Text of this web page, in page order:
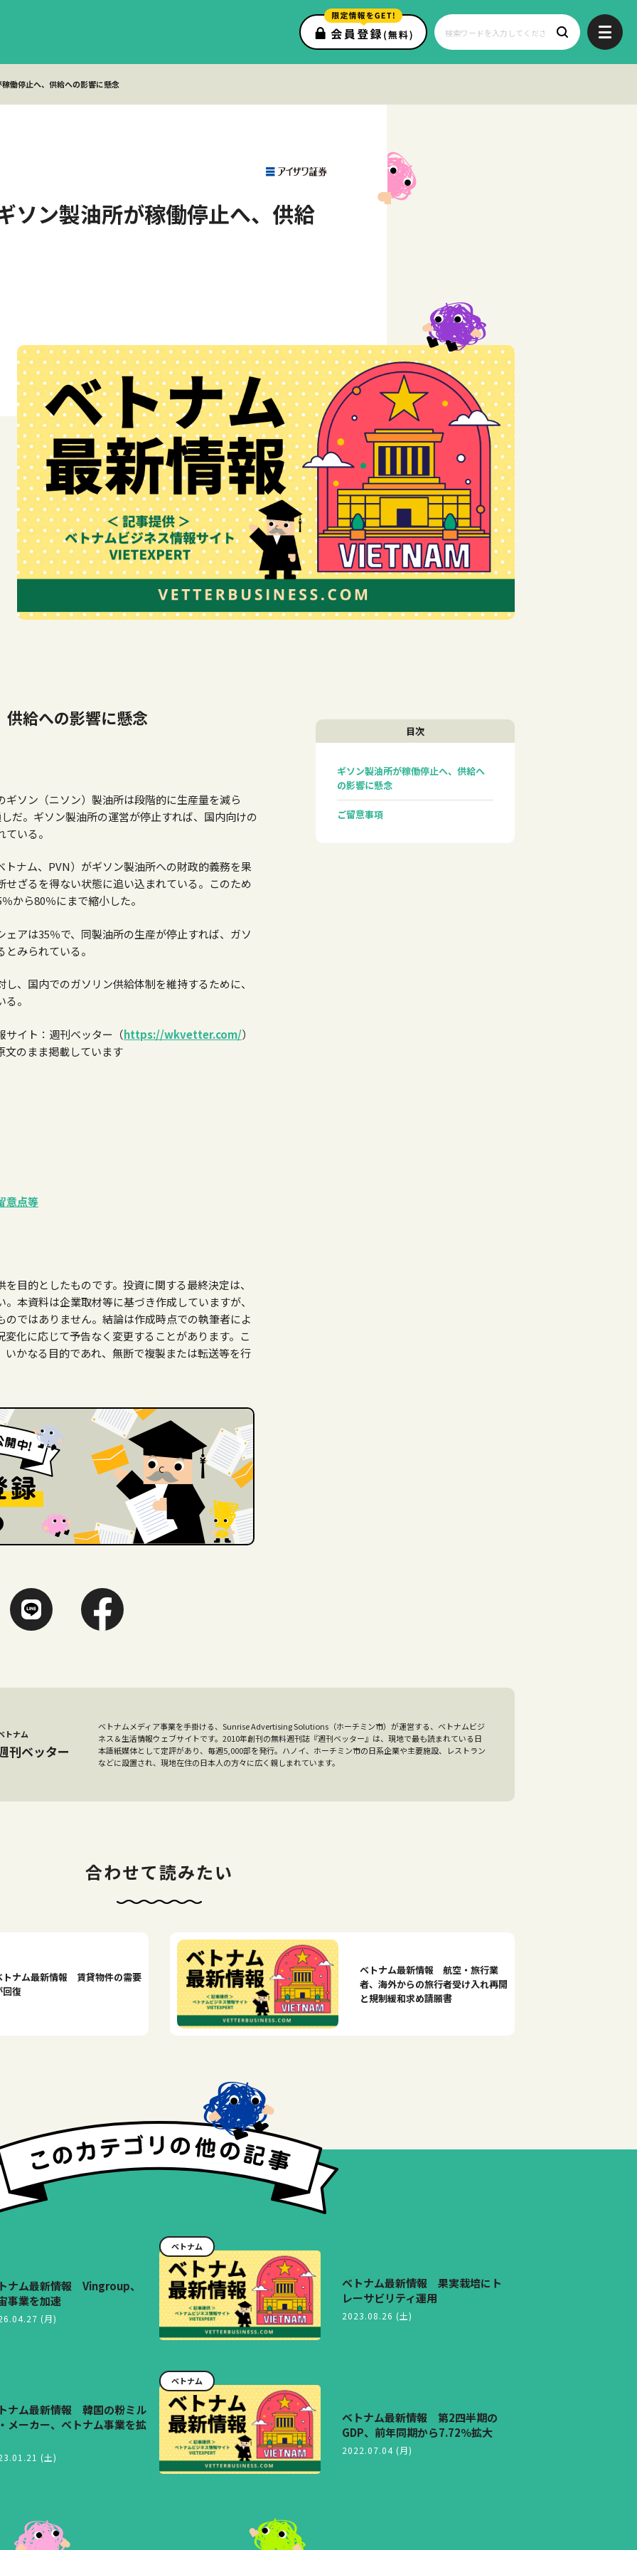
働停止へ、供給への影響に懸念
ン製油所が稼働停止へ、供給
目次
ギソン製油所が稼働停止へ、供給へ
の影響に懸念
ご留意事項
給への影響に懸念
ソン（ニソン）製油所は段階的に生産量を減ら
だ。ギソン製油所の運営が停止すれば、国内向けの
いる。
ナム、 PVN）がギソン製油所への財政的義務を果
ざるを得ない状態に追い込まれている。このため
％から80％にまで縮小した。
ェアは35％で、同製油所の生産が停止すれば、ガソ
みられている。
、国内でのガソリン供給体制を維持するために、
。
イト：週刊ベッター（https://wkvetter.com/）
のまま掲載しています
意点等
目的としたものです。投資に関する最終決定は、
本資料は企業取材等に基づき作成していますが、
ではありません。結論は作成時点での執筆者によ
化に応じて予告なく変更することがあります。こ
かなる目的であれ、無断で複製または転送等を行
トナム
刊ベッター
ベトナムメディア事業を手掛ける、Sunrise Advertising Solutions（ホーチミン市）が運営する、ベトナムビジ
ネス＆生活情報ウェブサイトです。2010年創刊の無料週刊誌『週刊ベッター』は、現地で最も読まれている日
本語紙媒体として定評があり、毎週5,000部を発行。ハノイ、ホーチミン市の日系企業や主要施設、レストラン
などに設置され、現地在住の日本人の方々に広く親しまれています。
合わせて読みたい
トナム最新情報 賃貸物件の需要
回復
ベトナム最新情報 航空・旅行業
者、海外からの旅行者受け入れ再開
と規制緩和求め請願書
ナム最新情報 Vingroup、
事業を加速
(月)
ベトナム
ベトナム最新情報 果実栽培にト
レーサビリティ運用
2023.08.26 (土)
ナム最新情報 韓国の粉ミル
メーカー、ベトナム事業を拡
(土)
ベトナム
ベトナム最新情報 第2四半期の
GDP、前年同期から7.72％拡大
2022.07.04 (月)